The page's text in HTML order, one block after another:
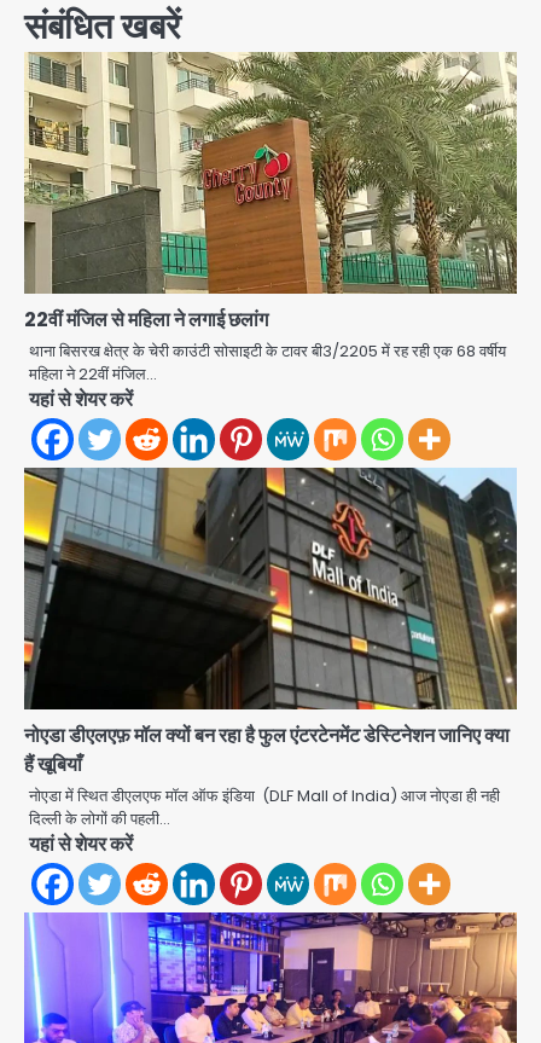
संबंधित खबरें
22वीं मंजिल से महिला ने लगाई छलांग
थाना बिसरख क्षेत्र के चेरी काउंटी सोसाइटी के टावर बी3/2205 में रह रही एक 68 वर्षीय
महिला ने 22वीं मंजिल…
यहां से शेयर करें
नोएडा डीएलएफ़ मॉल क्यों बन रहा है फुल एंटरटेनमेंट डेस्टिनेशन जानिए क्या
हैं खूबियाँ
नोएडा में स्थित डीएलएफ मॉल ऑफ इंडिया (DLF Mall of India) आज नोएडा ही नही
दिल्ली के लोगों की पहली…
यहां से शेयर करें
2
3
28 साल बाद कानून के शिकंजे में आया हत्या का
फरार आरोपी
Team JHJ